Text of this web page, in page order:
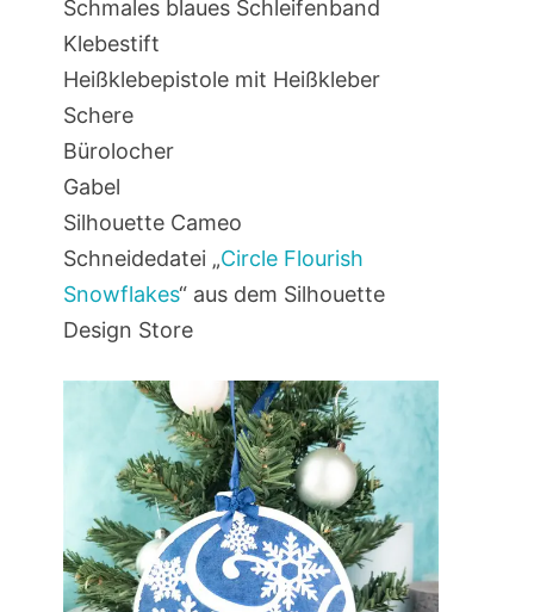
Schmales blaues Schleifenband
Klebestift
Heißklebepistole mit Heißkleber
Schere
Bürolocher
Gabel
Silhouette Cameo
Schneidedatei „Circle Flourish
Snowflakes“ aus dem Silhouette
Design Store